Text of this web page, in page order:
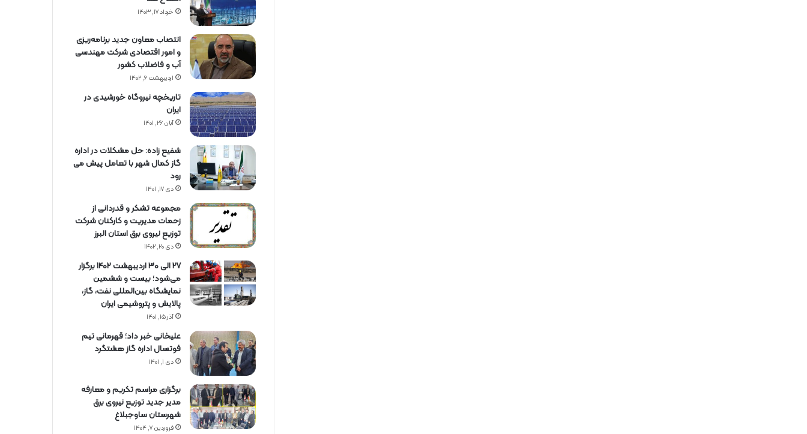
خرداد ۱۷, ۱۴۰۳
انتصاب معاون جدید برنامه‌ریزی
و امور اقتصادی شرکت مهندسی
آب و فاضلاب کشور
اردیبهشت ۶, ۱۴۰۲
تاریخچه نیروگاه خورشیدی در
ایران
آبان ۲۶, ۱۴۰۱
شفیع زاده: حل مشکلات در اداره
گاز کمال شهر با تعامل پیش می
رود
دی ۱۷, ۱۴۰۱
مجموعه تشکر و قدردانی از
زحمات مدیریت و کارکنان شرکت
توزیع نیروی برق استان البرز
دی ۲۰, ۱۴۰۲
27 الی 30 اردیبهشت 1402 برگزار
می‌شود؛ بیست و ششمین
نمایشگاه بین‌المللی نفت، گاز،
پالایش و پتروشیمی ایران
آذر ۱۵, ۱۴۰۱
علیخانی خبر داد؛ قهرمانی تیم
فوتسال اداره گاز هشتگرد
دی ۱, ۱۴۰۱
برگزاری مراسم تكریم و معارفه
مدیر جدید توزیع نیروی برق
شهرستان ساوجبلاغ
فروردین ۷, ۱۴۰۴